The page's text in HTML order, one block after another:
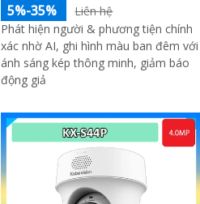
5%-35%
Liên hệ
Phát hiện người & phương tiện chính
xác nhờ AI, ghi hình màu ban đêm với
ánh sáng kép thông minh, giảm báo
động giả